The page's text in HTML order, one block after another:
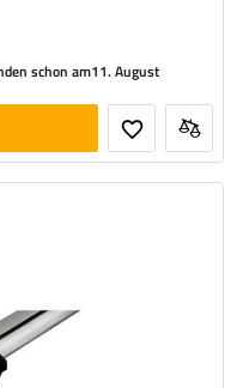
schon am11. August